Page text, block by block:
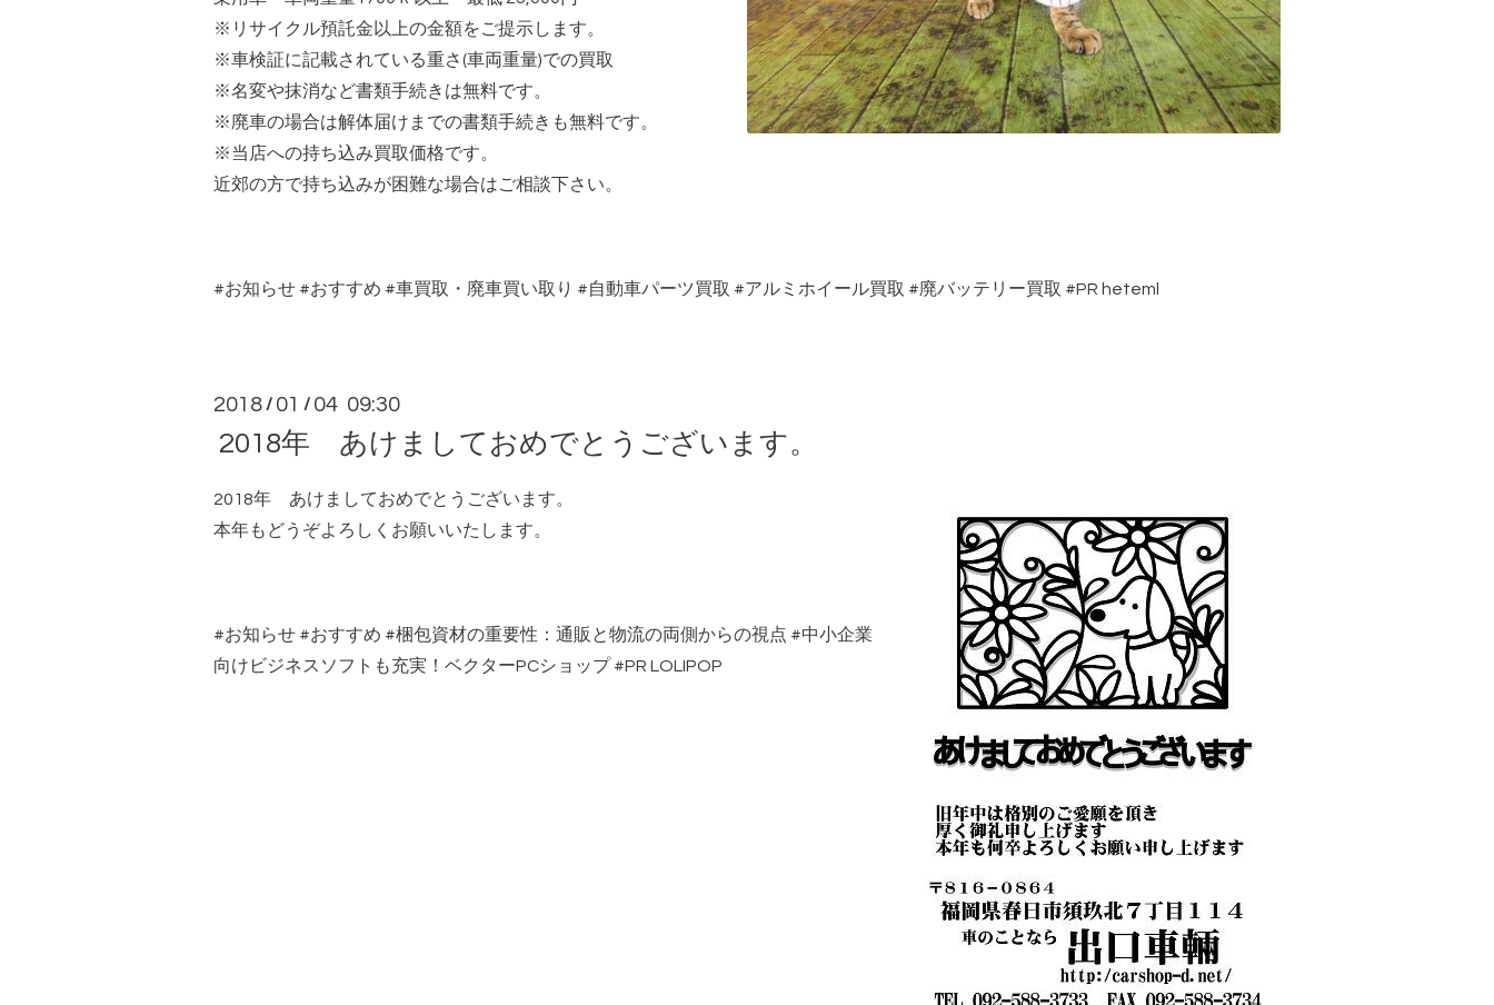
※リサイクル預託金以上の金額をご提示します。
※車検証に記載されている重さ(車両重量)での買取
※名変や抹消など書類手続きは無料です。
※廃車の場合は解体届けまでの書類手続きも無料です。
※当店への持ち込み買取価格です。
近郊の方で持ち込みが困難な場合はご相談下さい。
#お知らせ #おすすめ #車買取・廃車買い取り #自動車パーツ買取 #アルミホイール買取 #廃バッテリー買取 #PR heteml
2018 / 01 / 04 09:30
2018年 あけましておめでとうございます。
2018年 あけましておめでとうございます。
本年もどうぞよろしくお願いいたします。
#お知らせ #おすすめ #梱包資材の重要性：通販と物流の両側からの視点 #中小企業
向けビジネスソフトも充実！ベクターPCショップ #PR LOLIPOP